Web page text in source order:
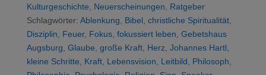
Menge
Kulturgeschichte, Neuerscheinungen, Ratgeber
Schlagwörter: Ablenkung, Bibel, christliche Spiritualität,
Disziplin, Feuer, Fokus, fokussiert leben, Gebetshaus
Augsburg, Glaube, große Kraft, Herz, Johannes Hartl,
kleine Schritte, Kraft, Lebensvision, Leitbild, Philosoph,